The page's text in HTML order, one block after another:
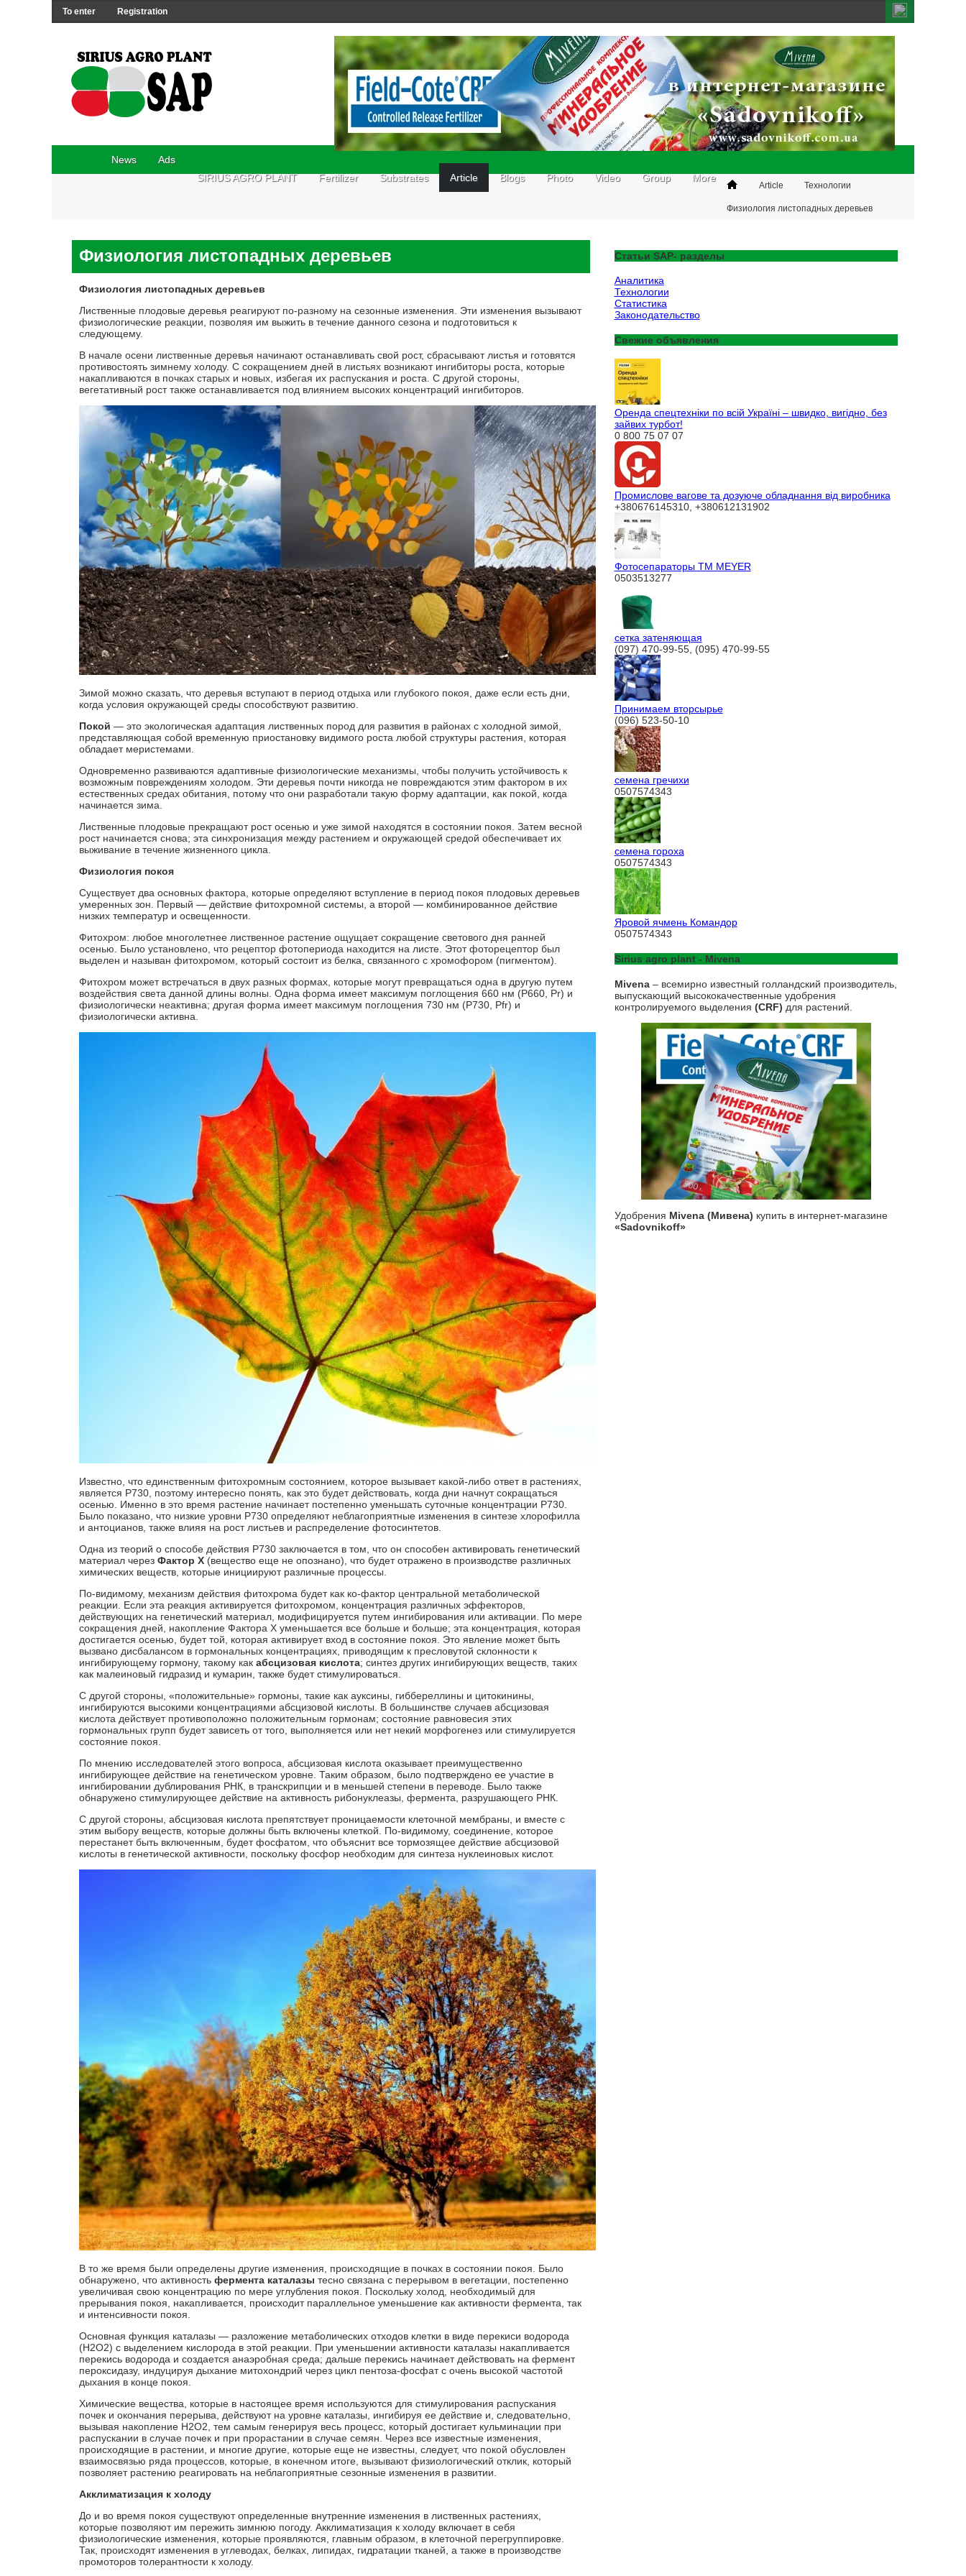
To enter Registration
News
Ads
SIRIUS AGRO PLANT
Fertilizer Substrates Article Blogs Photo Video Group More
Article Технологии
Физиология листопадных деревьев
Физиология листопадных деревьев
Физиология листопадных деревьев
Лиственные плодовые деревья реагируют по-разному на сезонные изменения. Эти изменения вызывают
физиологические реакции, позволяя им выжить в течение данного сезона и подготовиться к
следующему.
В начале осени лиственные деревья начинают останавливать свой рост, сбрасывают листья и готовятся
противостоять зимнему холоду. С сокращением дней в листьях возникают ингибиторы роста, которые
накапливаются в почках старых и новых, избегая их распускания и роста. С другой стороны,
вегетативный рост также останавливается под влиянием высоких концентраций ингибиторов.
Зимой можно сказать, что деревья вступают в период отдыха или глубокого покоя, даже если есть дни,
когда условия окружающей среды способствуют развитию.
Покой — это экологическая адаптация лиственных пород для развития в районах с холодной зимой,
представляющая собой временную приостановку видимого роста любой структуры растения, которая
обладает меристемами.
Одновременно развиваются адаптивные физиологические механизмы, чтобы получить устойчивость к
возможным повреждениям холодом. Эти деревья почти никогда не повреждаются этим фактором в их
естественных средах обитания, потому что они разработали такую форму адаптации, как покой, когда
начинается зима.
Лиственные плодовые прекращают рост осенью и уже зимой находятся в состоянии покоя. Затем весной
рост начинается снова; эта синхронизация между растением и окружающей средой обеспечивает их
выживание в течение жизненного цикла.
Физиология покоя
Существует два основных фактора, которые определяют вступление в период покоя плодовых деревьев
умеренных зон. Первый — действие фитохромной системы, а второй — комбинированное действие
низких температур и освещенности.
Фитохром: любое многолетнее лиственное растение ощущает сокращение светового дня ранней
осенью. Было установлено, что рецептор фотопериода находится на листе. Этот фоторецептор был
выделен и называн фитохромом, который состоит из белка, связанного с хромофором (пигментом).
Фитохром может встречаться в двух разных формах, которые могут превращаться одна в другую путем
воздействия света данной длины волны. Одна форма имеет максимум поглощения 660 нм (P660, Pr) и
физиологически неактивна; другая форма имеет максимум поглощения 730 нм (P730, Pfr) и
физиологически активна.
Известно, что единственным фитохромным состоянием, которое вызывает какой-либо ответ в растениях,
является P730, поэтому интересно понять, как это будет действовать, когда дни начнут сокращаться
осенью. Именно в это время растение начинает постепенно уменьшать суточные концентрации P730.
Было показано, что низкие уровни Р730 определяют неблагоприятные изменения в синтезе хлорофилла
и антоцианов, также влияя на рост листьев и распределение фотосинтетов.
Одна из теорий о способе действия P730 заключается в том, что он способен активировать генетический
материал через Фактор X (вещество еще не опознано), что будет отражено в производстве различных
химических веществ, которые инициируют различные процессы.
По-видимому, механизм действия фитохрома будет как ко-фактор центральной метаболической
реакции. Если эта реакция активируется фитохромом, концентрация различных эффекторов,
действующих на генетический материал, модифицируется путем ингибирования или активации. По мере
сокращения дней, накопление Фактора X уменьшается все больше и больше; эта концентрация, которая
достигается осенью, будет той, которая активирует вход в состояние покоя. Это явление может быть
вызвано дисбалансом в гормональных концентрациях, приводящим к пресловутой склонности к
ингибирующему гормону, такому как абсцизовая кислота; синтез других ингибирующих веществ, таких
как малеиновый гидразид и кумарин, также будет стимулироваться.
С другой стороны, «положительные» гормоны, такие как ауксины, гиббереллины и цитокинины,
ингибируются высокими концентрациями абсцизовой кислоты. В большинстве случаев абсцизовая
кислота действует противоположно положительным гормонам; состояние равновесия этих
гормональных групп будет зависеть от того, выполняется или нет некий морфогенез или стимулируется
состояние покоя.
По мнению исследователей этого вопроса, абсцизовая кислота оказывает преимущественно
ингибирующее действие на генетическом уровне. Таким образом, было подтверждено ее участие в
ингибировании дублирования РНК, в транскрипции и в меньшей степени в переводе. Было также
обнаружено стимулирующее действие на активность рибонуклеазы, фермента, разрушающего РНК.
С другой стороны, абсцизовая кислота препятствует проницаемости клеточной мембраны, и вместе с
этим выбору веществ, которые должны быть включены клеткой. По-видимому, соединение, которое
перестанет быть включенным, будет фосфатом, что объяснит все тормозящее действие абсцизовой
кислоты в генетической активности, поскольку фосфор необходим для синтеза нуклеиновых кислот.
В то же время были определены другие изменения, происходящие в почках в состоянии покоя. Было
обнаружено, что активность фермента каталазы тесно связана с перерывом в вегетации, постепенно
увеличивая свою концентрацию по мере углубления покоя. Поскольку холод, необходимый для
прерывания покоя, накапливается, происходит параллельное уменьшение как активности фермента, так
и интенсивности покоя.
Основная функция каталазы — разложение метаболических отходов клетки в виде перекиси водорода
(H2O2) с выделением кислорода в этой реакции. При уменьшении активности каталазы накапливается
перекись водорода и создается анаэробная среда; дальше перекись начинает действовать на фермент
пероксидазу, индуцируя дыхание митохондрий через цикл пентоза-фосфат с очень высокой частотой
дыхания в конце покоя.
Химические вещества, которые в настоящее время используются для стимулирования распускания
почек и окончания перерыва, действуют на уровне каталазы, ингибируя ее действие и, следовательно,
вызывая накопление H2O2, тем самым генерируя весь процесс, который достигает кульминации при
распускании в случае почек и при прорастании в случае семян. Через все известные изменения,
происходящие в растении, и многие другие, которые еще не известны, следует, что покой обусловлен
взаимосвязью ряда процессов, которые, в конечном итоге, вызывают физиологический отклик, который
позволяет растению реагировать на неблагоприятные сезонные изменения в развитии.
Акклиматизация к холоду
До и во время покоя существуют определенные внутренние изменения в лиственных растениях,
которые позволяют им пережить зимнюю погоду. Акклиматизация к холоду включает в себя
физиологические изменения, которые проявляются, главным образом, в клеточной перегруппировке.
Так, происходят изменения в углеводах, белках, липидах, гидратации тканей, а также в производстве
промоторов толерантности к холоду.
Статьи SAP- разделы
Аналитика
Технологии
Статистика
Законодательство
Свежие объявления
Оренда спецтехніки по всій Україні – швидко, вигідно, без
зайвих турбот!
0 800 75 07 07
Промислове вагове та дозуюче обладнання від виробника
+380676145310, +380612131902
Фотосепараторы ТМ MEYER
0503513277
сетка затеняющая
(097) 470-99-55, (095) 470-99-55
Принимаем вторсырье
(096) 523-50-10
семена гречихи
0507574343
семена гороха
0507574343
Яровой ячмень Командор
0507574343
Sirius agro plant - Mivena
Mivena – всемирно известный голландский производитель,
выпускающий высококачественные удобрения
контролируемого выделения (CRF) для растений.
Удобрения Mivena (Мивена) купить в интернет-магазине
«Sadovnikoff»